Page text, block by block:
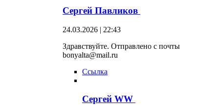
Сергей Павликов
24.03.2026 | 22:43
Здравствуйте. Отправлено с почты
bonyalta@mail.ru
Ссылка
Сергей WW